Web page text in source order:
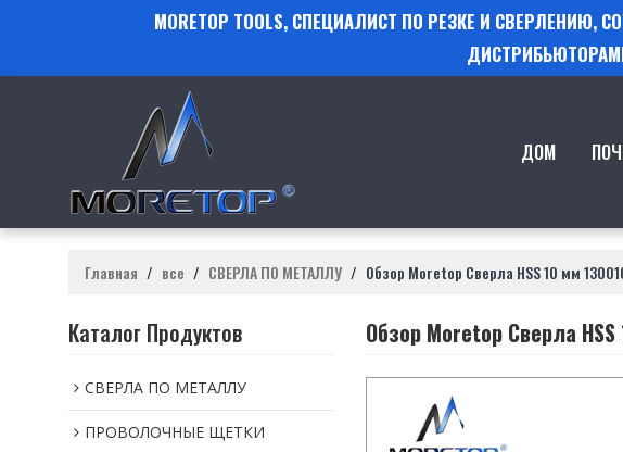
MORETOP TOOLS, СПЕЦИАЛИСТ ПО РЕЗКЕ И
ДОМ
Главная / все / СВЕРЛА ПО МЕТАЛЛУ / Обзор Moretop Сверла HSS 10 мм
Каталог Продуктов
СВЕРЛА ПО МЕТАЛЛУ
ПРОВОЛОЧНЫЕ ЩЕТКИ
Обзор Moretop Сверла